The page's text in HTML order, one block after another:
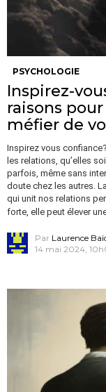
PSYCHOLOGIE
Inspirez-
raisons
méfier de
Inspirez vous
les relations, qu’elles
parfois, même sans
doute chez les autres.
qui unit nos relations
forte, elle peut élever
Par Laurence
14 mai 2024,